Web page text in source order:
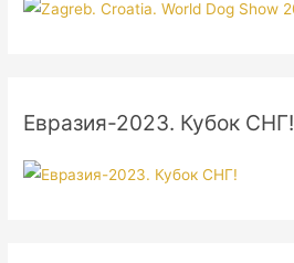
Евразия-2023. Кубок СНГ!